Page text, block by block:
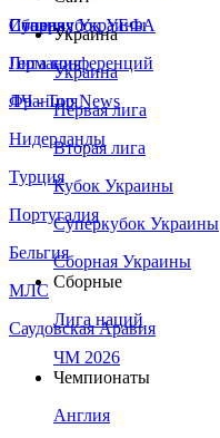
Сборная Украины
Италия
Германия
Франция
Нидерланды
Турция
Португалия
Бельгия
МЛС
Саудовская Аравия
Суперкубок УЕФА
Лига конференций
ЛЧ - Top News
Украина
Украина
Первая лига
Вторая лига
Кубок Украины
Суперкубок Украины
Сборная Украины
Сборные
Лига наций
ЧМ 2026
Чемпионаты
Англия